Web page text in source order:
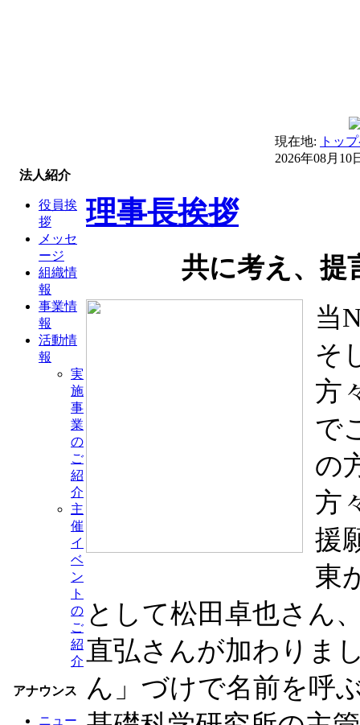
現在地:
トッ
2026年08月10
法人紹介
役員挨
拶
メッセ
ージ
組織情
報
事業情
報
活動情
報
実
施
事
業
の
ご
紹
介
主
催
イ
ベ
ン
ト
の
ご
紹
介
アナウンス
ニュー
理事長挨拶
共に考え、提
当
そ
方
で
の
方
援
東
として松田卓也さん
直弘さんが加わりま
ん」づけで名前を呼